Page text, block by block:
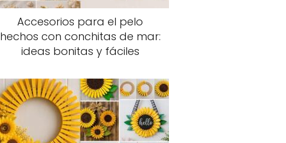
Accesorios para el pelo
hechos con conchitas de mar:
ideas bonitas y fáciles